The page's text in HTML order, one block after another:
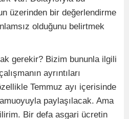
üzerinden bir değerlendirme
olduğunu belirtmek
gerekir? Bizim bununla ilgili
ayrıntıları
Temmuz ayı içerisinde
paylaşılacak. Ama
Bir defa asgari ücretin